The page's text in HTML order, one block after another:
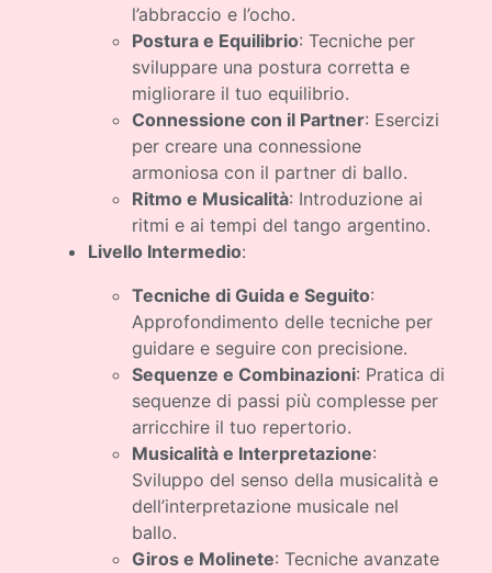
l’abbraccio e l’ocho.
Postura e Equilibrio: Tecniche per
sviluppare una postura corretta e
migliorare il tuo equilibrio.
Connessione con il Partner: Esercizi
per creare una connessione
armoniosa con il partner di ballo.
Ritmo e Musicalità: Introduzione ai
ritmi e ai tempi del tango argentino.
Livello Intermedio:
Tecniche di Guida e Seguito:
Approfondimento delle tecniche per
guidare e seguire con precisione.
Sequenze e Combinazioni: Pratica di
sequenze di passi più complesse per
arricchire il tuo repertorio.
Musicalità e Interpretazione:
Sviluppo del senso della musicalità e
dell’interpretazione musicale nel
ballo.
Giros e Molinete: Tecniche avanzate